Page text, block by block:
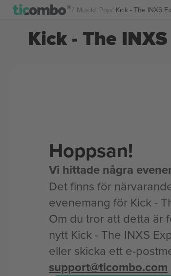
Musik Pop Kick - The INXS
Kick - The
Hoppsan!
Vi hittade några
Det finns för
evenemang för Kick -
Om du tror att detta är
nytt Kick - The INXS
eller skicka ett e-
support@ticombo.com